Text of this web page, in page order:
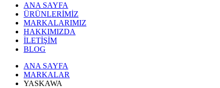
ANA SAYFA
ÜRÜNLERİMİZ
MARKALARIMIZ
HAKKIMIZDA
İLETİŞİM
BLOG
ANA SAYFA
MARKALAR
YASKAWA